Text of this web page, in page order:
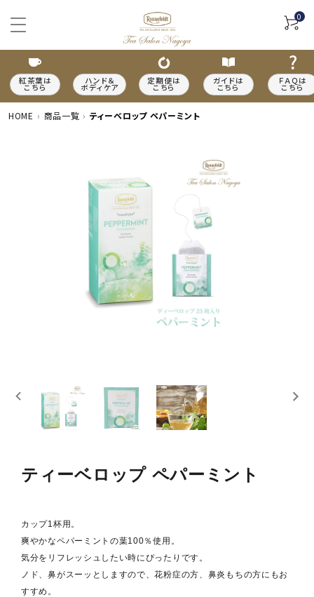
0
紅茶葉は
こちら
ハンド＆
ボディケア
定期便は
こちら
ガイドは
こちら
ＦＡＱは
こちら
ACCOUNT MENU
person 新規会員登録
カテゴリーから探す
定期購入商品
ご利用ガイド
プライバシーポリシー
お問い合わせ
HOME 商品一覧 ティーベロップ ペパーミント
ティーベロップ ペパーミント
カップ1杯用。
爽やかなペパーミントの葉100％使用。
気分をリフレッシュしたい時にぴったりです。
ノド、鼻がスーッとしますので、花粉症の方、鼻炎もちの方にもお
すすめ。